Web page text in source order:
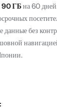
90 ГБна 60
данные без